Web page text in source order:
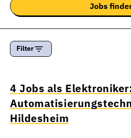
Filter
4 Jobs als
Hildesheim